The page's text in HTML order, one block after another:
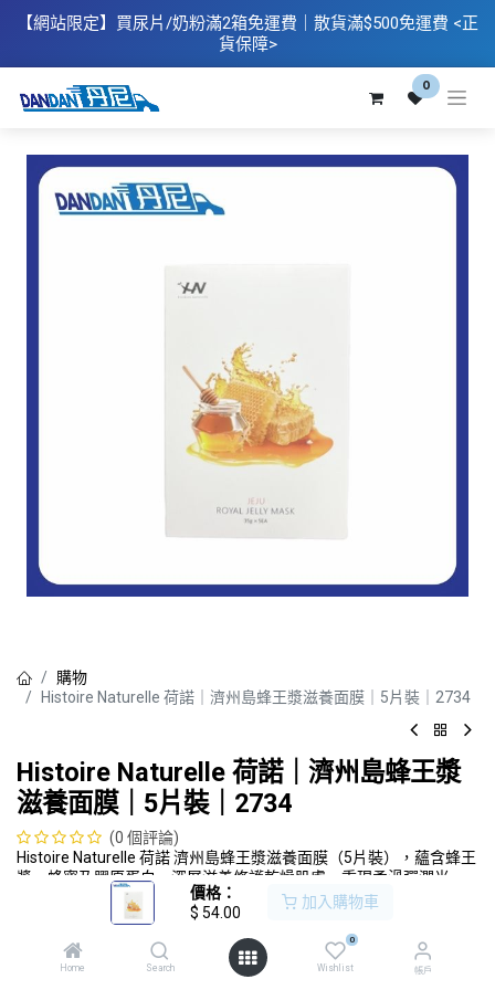
價格：
$ 54.00
加入購物車
Home Search
0
Wishlist 帳戶
【網站限定】 買尿片/奶粉滿2箱免運費｜散​貨滿$500免運費 <正
貨保障>
0
購物
Histoire Naturelle 荷諾｜濟州島蜂王漿滋養面膜｜5片裝｜2734
Histoire Naturelle 荷諾｜濟州島蜂王漿
滋養面膜｜5片裝｜2734
(0 個評論)
Histoire Naturelle 荷諾 濟州島蜂王漿滋養面膜（5片裝），蘊含蜂王
漿、蜂蜜及膠原蛋白，深層滋養修護乾燥肌膚，重現柔滑彈潤光
加入購物車